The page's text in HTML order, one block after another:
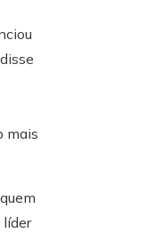
mais
líder